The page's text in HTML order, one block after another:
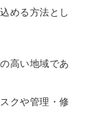
める方法とし
高い地域であ
クや管理・修